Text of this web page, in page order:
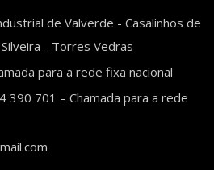
de Valverde - Casalinhos de
- Torres Vedras
para a rede fixa nacional
701 – Chamada para a rede